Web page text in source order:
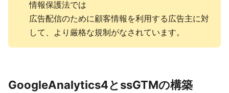
情報保護法では
広告配信のために顧客情報を利用する広告主に対
して、より厳格な規制がなされています。
GoogleAnalytics4とssGTMの構築